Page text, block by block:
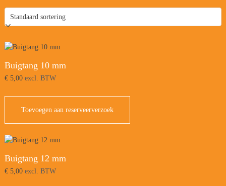
Buigtang 10 mm
€5,00excl. BTW
Toevoegen aan reserveerverzoek
Buigtang 12 mm
€5,00excl. BTW